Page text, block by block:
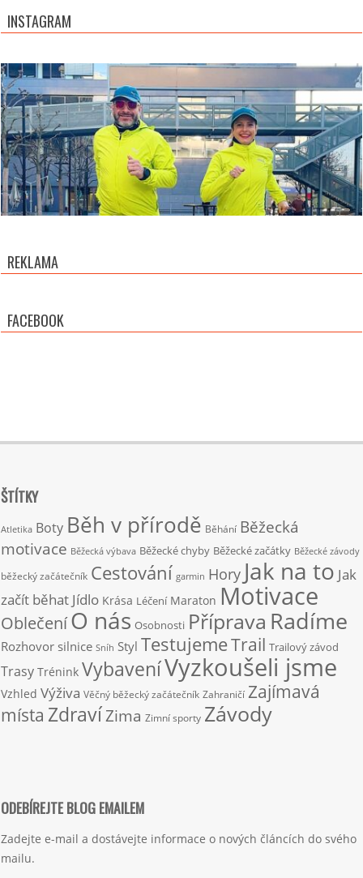
INSTAGRAM
REKLAMA
FACEBOOK
ŠTÍTKY
Atletika Boty Běh v přírodě Běhání Běžecká
motivace Běžecká výbava Běžecké chyby Běžecké začátky Běžecké závody
běžecký začátečník Cestování garmin Hory Jak na to Jak
začít běhat Jídlo Krása Léčení Maraton Motivace
OblečeníO nás Osobnosti Příprava Radíme
Rozhovor silnice Sníh Styl TestujemeTrail Trailový závod
Trasy Trénink VybaveníVyzkoušeli jsme
Vzhled Výživa Věčný běžecký začátečník Zahraničí Zajímavá
místa ZdravíZima Zimní sporty Závody
ODEBÍREJTE BLOG EMAILEM
Zadejte e-mail a dostávejte informace o nových článcích do svého
mailu.